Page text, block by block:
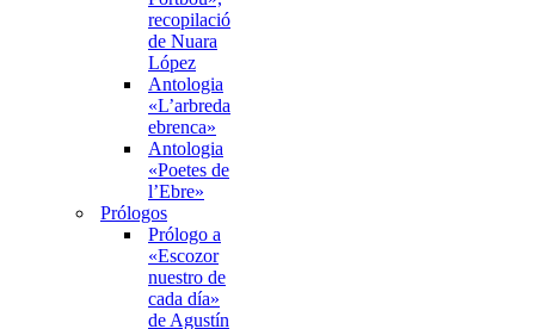
recopilació
de Nuara
López
Antologia
«L’arbreda
ebrenca»
Antologia
«Poetes de
l’Ebre»
Prólogos
Prólogo a
«Escozor
nuestro de
cada día»
de Agustín